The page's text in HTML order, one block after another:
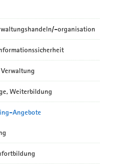
organisation
Weiterbildung
Angebote